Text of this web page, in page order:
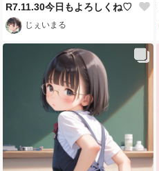
R7.11.30今日もよろしくね♡
じぇいまる